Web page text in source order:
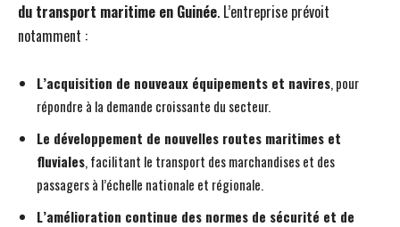
du transport maritime en Guinée. L’entreprise prévoit
notamment :
L’acquisition de nouveaux équipements et navires, pour
répondre à la demande croissante du secteur.
Le développement de nouvelles routes maritimes et
fluviales, facilitant le transport des marchandises et des
passagers à l’échelle nationale et régionale.
L’amélioration continue des normes de sécurité et de